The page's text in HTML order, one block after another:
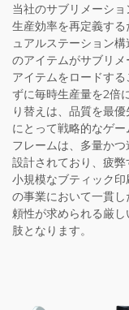
当社のサブリメーショ
生産効率を再定義す
ュアルステーション
のアイテムがサブリ
アイテムをロードす
ずに毎時生産量を2倍
り替えは、品質を最
にとって戦略的なゲ
フレームは、多量か
設計されており、疲弊
小規模なブティック
の事業において一貫
頼性が求められる厳
肢となります。